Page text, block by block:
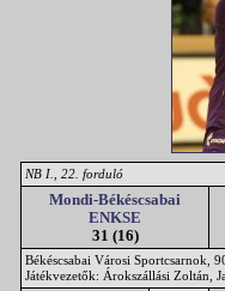
NB I., 22. forduló
Mondi-Békéscsabai
ENKSE
31 (16)
Békéscsabai Városi Sportcsarnok,
Játékvezetők: Árokszállási Zoltán,